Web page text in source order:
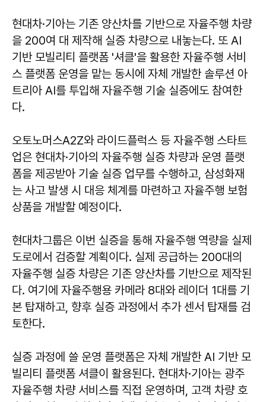
현대차·기아는 기존 양산차를 기반으로 자율주행 차량
을 200여 대 제작해 실증 차량으로 내놓는다. 또 AI
기반 모빌리티 플랫폼 '셔클'을 활용한 자율주행 서비
스 플랫폼 운영을 맡는 동시에 자체 개발한 솔루션 아
트리아 AI를 투입해 자율주행 기술 실증에도 참여한
다.
오토노머스A2Z와 라이드플럭스 등 자율주행 스타트
업은 현대차·기아의 자율주행 실증 차량과 운영 플랫
폼을 제공받아 기술 실증 업무를 수행하고, 삼성화재
는 사고 발생 시 대응 체계를 마련하고 자율주행 보험
상품을 개발할 예정이다.
현대차그룹은 이번 실증을 통해 자율주행 역량을 실제
도로에서 검증할 계획이다. 실제 공급하는 200대의
자율주행 실증 차량은 기존 양산차를 기반으로 제작된
다. 여기에 자율주행용 카메라 8대와 레이더 1대를 기
본 탑재하고, 향후 실증 과정에서 추가 센서 탑재를 검
토한다.
실증 과정에 쓸 운영 플랫폼은 자체 개발한 AI 기반 모
빌리티 플랫폼 셔클이 활용된다. 현대차·기아는 광주
자율주행 차량 서비스를 직접 운영하며, 고객 차량 호